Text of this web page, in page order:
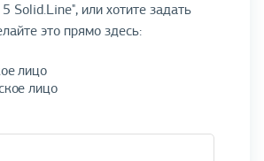
Solid.Line", или хотите задать
это прямо здесь:
лицо
лицо